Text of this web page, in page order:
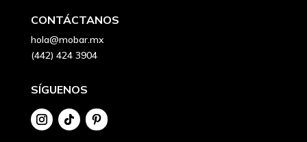
CONTÁCTANOS
hola@mobar.mx
(442) 424 3904
SÍGUENOS